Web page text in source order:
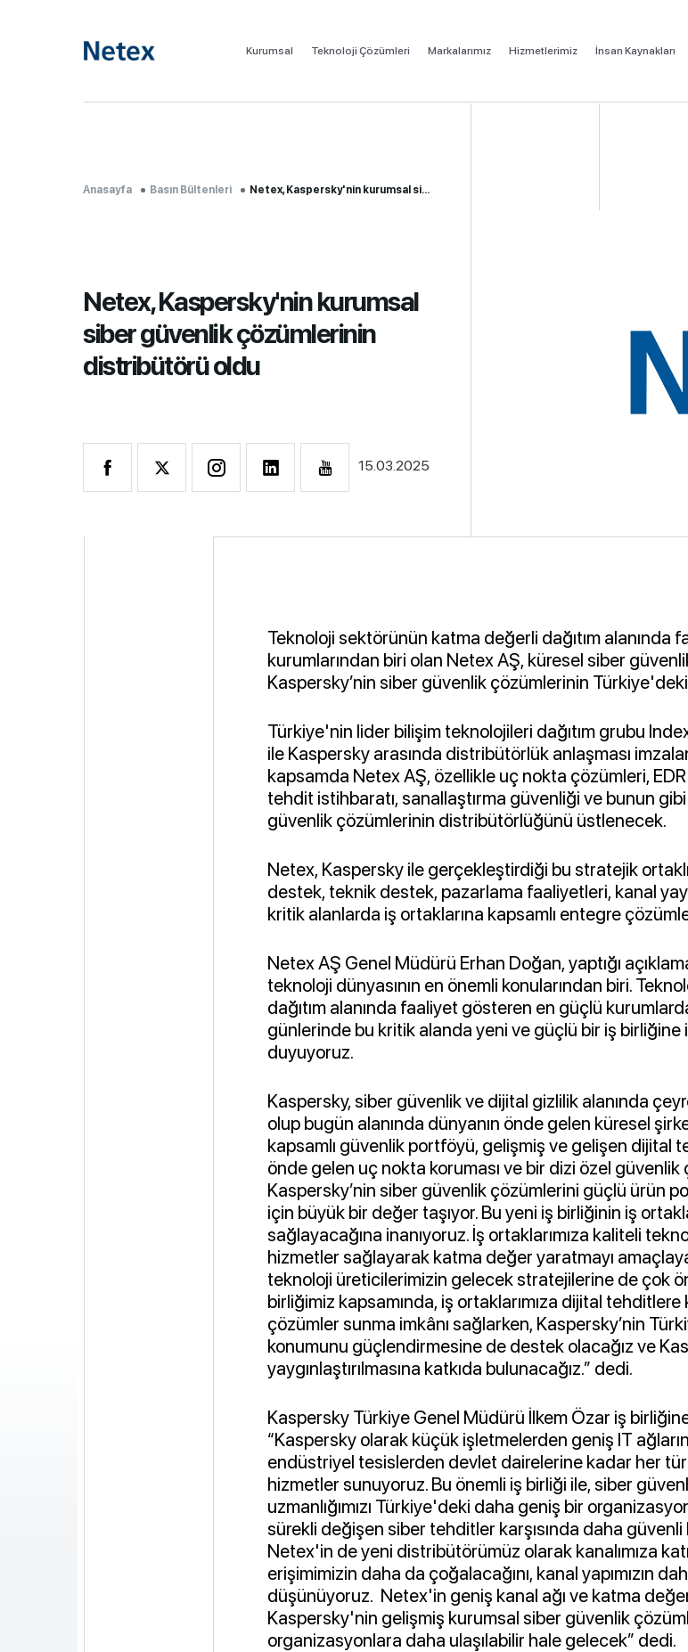
Kurumsal Teknoloji Çözümleri Markalarımız Hizmetlerimiz İnsan Kaynakları
Anasayfa Basın Bültenleri Netex, Kaspersky'nin kurumsal siber g...
Netex, Kaspersky'nin kurumsal
siber güvenlik çözümlerinin
distribütörü oldu
15.03.2025
Teknoloji sektörünün katma değerli dağıtım alanında
kurumlarından biri olan Netex AŞ, küresel siber
Kaspersky’nin siber güvenlik çözümlerinin
Türkiye'nin lider bilişim teknolojileri dağıtım grubu
ile Kaspersky arasında distribütörlük anlaşması
kapsamda Netex AŞ, özellikle uç nokta çözümleri,
tehdit istihbaratı, sanallaştırma güvenliği ve bunun
güvenlik çözümlerinin distribütörlüğünü üstlenecek.
Netex, Kaspersky ile gerçekleştirdiği bu stratejik
destek, teknik destek, pazarlama faaliyetleri, kanal
kritik alanlarda iş ortaklarına kapsamlı entegre
Netex AŞ Genel Müdürü Erhan Doğan, yaptığı
teknoloji dünyasının en önemli konularından biri.
dağıtım alanında faaliyet gösteren en güçlü
günlerinde bu kritik alanda yeni ve güçlü bir iş
duyuyoruz.
Kaspersky, siber güvenlik ve dijital gizlilik alanında
olup bugün alanında dünyanın önde gelen küresel
kapsamlı güvenlik portföyü, gelişmiş ve gelişen dijital
önde gelen uç nokta koruması ve bir dizi özel
Kaspersky’nin siber güvenlik çözümlerini güçlü ürün
için büyük bir değer taşıyor. Bu yeni iş birliğinin iş
sağlayacağına inanıyoruz. İş ortaklarımıza kaliteli
hizmetler sağlayarak katma değer yaratmayı
teknoloji üreticilerimizin gelecek stratejilerine de çok
birliğimiz kapsamında, iş ortaklarımıza dijital
çözümler sunma imkânı sağlarken, Kaspersky’nin
konumunu güçlendirmesine de destek olacağız ve
yaygınlaştırılmasına katkıda bulunacağız.” dedi.
Kaspersky Türkiye Genel Müdürü İlkem Özar iş
“Kaspersky olarak küçük işletmelerden geniş IT
endüstriyel tesislerden devlet dairelerine kadar her
hizmetler sunuyoruz. Bu önemli iş birliği ile, siber
uzmanlığımızı Türkiye'deki daha geniş bir
sürekli değişen siber tehditler karşısında daha
Netex'in de yeni distribütörümüz olarak kanalımıza
erişimimizin daha da çoğalacağını, kanal yapımızın
düşünüyoruz. Netex'in geniş kanal ağı ve katma
Kaspersky'nin gelişmiş kurumsal siber güvenlik
organizasyonlara daha ulaşılabilir hale gelecek” dedi.